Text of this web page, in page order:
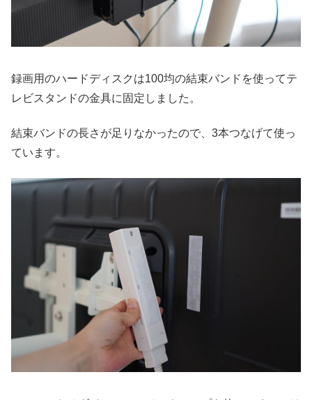
録画用のハードディスクは100均の結束バンドを使ってテ
レビスタンドの金具に固定しました。
結束バンドの長さが足りなかったので、3本つなげて使っ
ています。